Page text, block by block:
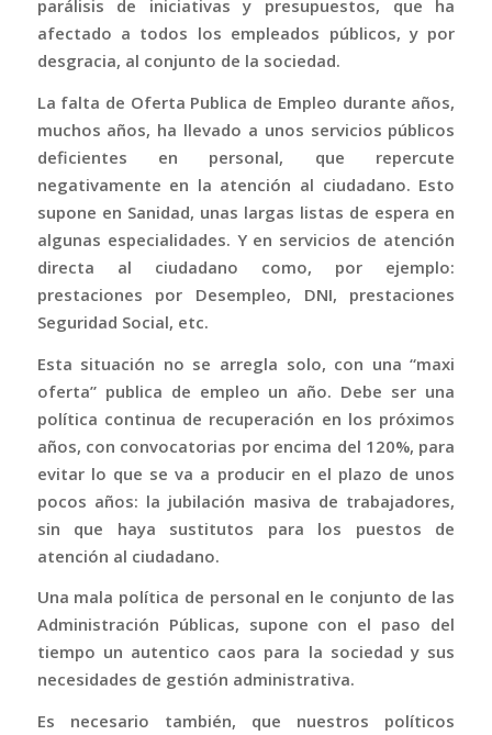
parálisis de iniciativas y presupuestos, que ha
afectado a todos los empleados públicos, y por
desgracia, al conjunto de la sociedad.
La falta de Oferta Publica de Empleo durante años,
muchos años, ha llevado a unos servicios públicos
deficientes en personal, que repercute
negativamente en la atención al ciudadano. Esto
supone en Sanidad, unas largas listas de espera en
algunas especialidades. Y en servicios de atención
directa al ciudadano como, por ejemplo:
prestaciones por Desempleo, DNI, prestaciones
Seguridad Social, etc.
Esta situación no se arregla solo, con una “maxi
oferta” publica de empleo un año. Debe ser una
política continua de recuperación en los próximos
años, con convocatorias por encima del 120%, para
evitar lo que se va a producir en el plazo de unos
pocos años: la jubilación masiva de trabajadores,
sin que haya sustitutos para los puestos de
atención al ciudadano.
Una mala política de personal en le conjunto de las
Administración Públicas, supone con el paso del
tiempo un autentico caos para la sociedad y sus
necesidades de gestión administrativa.
Es necesario también, que nuestros políticos